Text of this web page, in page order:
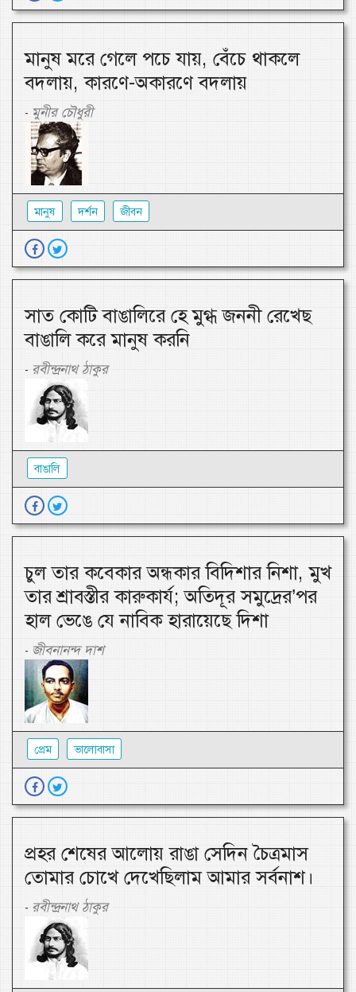
মানুষ মরে গেলে পচে যায়, বেঁচে থাকলে
বদলায়, কারণে-অকারণে বদলায়
- মুনীর চৌধুরী
মানুষ দর্শন জীবন
সাত কোটি বাঙালিরে হে মুগ্ধ জননী রেখেছ
বাঙালি করে মানুষ করনি
- রবীন্দ্রনাথ ঠাকুর
বাঙালি
চুল তার কবেকার অন্ধকার বিদিশার নিশা, মুখ
তার শ্রাবস্তীর কারুকার্য; অতিদূর সমুদ্রের’পর
হাল ভেঙে যে নাবিক হারায়েছে দিশা
- জীবনানন্দ দাশ
প্রেম ভালোবাসা
প্রহর শেষের আলোয় রাঙা সেদিন চৈত্রমাস
তোমার চোখে দেখেছিলাম আমার সর্বনাশ।
- রবীন্দ্রনাথ ঠাকুর